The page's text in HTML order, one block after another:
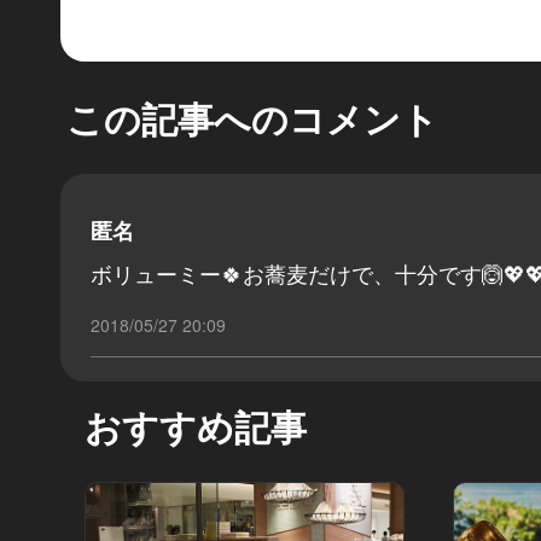
この記事へのコメント
匿名
ボリューミー🍀お蕎麦だけで、十分です
2018/05/27 20:09
おすすめ記事